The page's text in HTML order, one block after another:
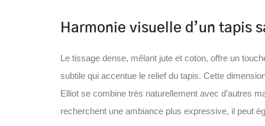
Harmonie visuelle d’un tapis
Le tissage dense, mêlant jute et coton, offre un
subtile qui accentue le relief du tapis. Cette
Elliot se combine très naturellement avec d’autres
recherchent une ambiance plus expressive, il peut